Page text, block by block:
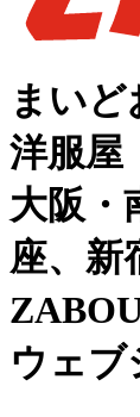
まいど
洋服屋
大阪・
座、新
ウェブ